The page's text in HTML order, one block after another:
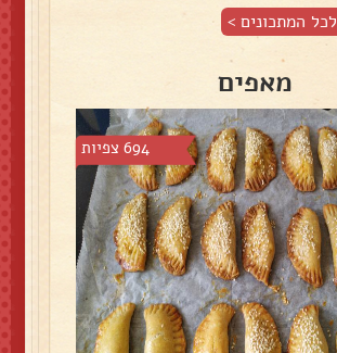
לכל המתכונים >
מאפים
694 צפיות